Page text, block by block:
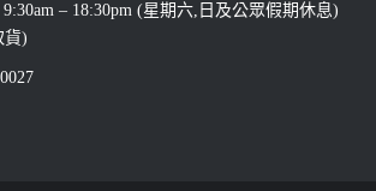
– 18:30pm (星期六,日及公眾假期休息)
貨)